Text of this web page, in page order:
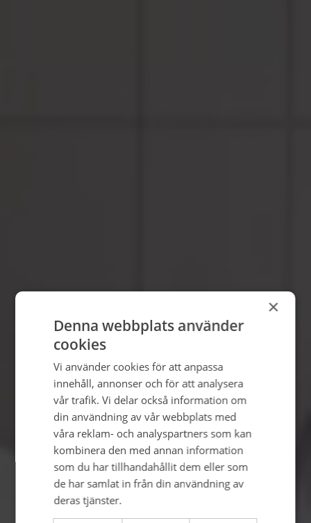
×
Denna webbplats använder
cookies
Vi använder cookies för att anpassa
innehåll, annonser och för att analysera
vår trafik. Vi delar också information om
din användning av vår webbplats med
våra reklam- och analyspartners som kan
kombinera den med annan information
som du har tillhandahållit dem eller som
de har samlat in från din användning av
deras tjänster.